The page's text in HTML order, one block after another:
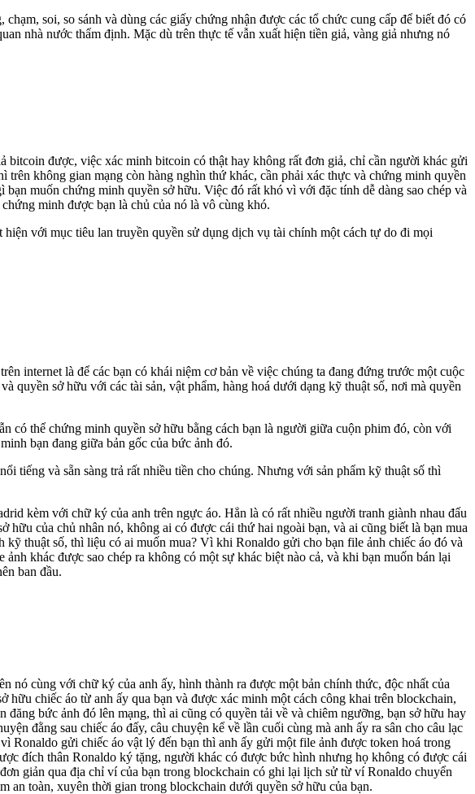
soi, so sánh và dùng các giấy chứng nhận được các tổ chức cung cấp để biết đó có
nhà nước thẩm định. Mặc dù trên thực tế vẫn xuất hiện tiền giả, vàng giả nhưng nó
bitcoin được, việc xác minh bitcoin có thật hay không rất đơn giả, chỉ cần người khác gửi
không gian mạng còn hàng nghìn thứ khác, cần phải xác thực và chứng minh quyền
muốn chứng minh quyền sở hữu. Việc đó rất khó vì với đặc tính dễ dàng sao chép và
minh được bạn là chủ của nó là vô cùng khó.
với mục tiêu lan truyền quyền sử dụng dịch vụ tài chính một cách tự do đi mọi
internet là để các bạn có khái niệm cơ bản về việc chúng ta đang đứng trước một cuộc
quyền sở hữu với các tài sản, vật phẩm, hàng hoá dưới dạng kỹ thuật số, nơi mà quyền
có thể chứng minh quyền sở hữu bằng cách bạn là người giữa cuộn phim đó, còn với
bạn đang giữa bản gốc của bức ảnh đó.
tiếng và sẵn sàng trả rất nhiều tiền cho chúng. Nhưng với sản phẩm kỹ thuật số thì
kèm với chữ ký của anh trên ngực áo. Hẳn là có rất nhiều người tranh giành nhau đấu
của chủ nhân nó, không ai có được cái thứ hai ngoài bạn, và ai cũng biết là bạn mua
thuật số, thì liệu có ai muốn mua? Vì khi Ronaldo gửi cho bạn file ảnh chiếc áo đó và
khác được sao chép ra không có một sự khác biệt nào cả, và khi bạn muốn bán lại
ban đầu.
cùng với chữ ký của anh ấy, hình thành ra được một bản chính thức, độc nhất của
chiếc áo từ anh ấy qua bạn và được xác minh một cách công khai trên blockchain,
bức ảnh đó lên mạng, thì ai cũng có quyền tải về và chiêm ngưỡng, bạn sở hữu hay
đằng sau chiếc áo đấy, câu chuyện kể về lần cuối cùng mà anh ấy ra sân cho câu lạc
Ronaldo gửi chiếc áo vật lý đến bạn thì anh ấy gửi một file ảnh được token hoá trong
đích thân Ronaldo ký tặng, người khác có được bức hình nhưng họ không có được cái
giản qua địa chỉ ví của bạn trong blockchain có ghi lại lịch sử từ ví Ronaldo chuyển
an toàn, xuyên thời gian trong blockchain dưới quyền sở hữu của bạn.